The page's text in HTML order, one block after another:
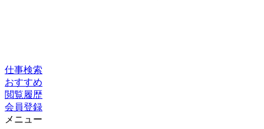
仕事検索
おすすめ
閲覧履歴
会員登録
メニュー